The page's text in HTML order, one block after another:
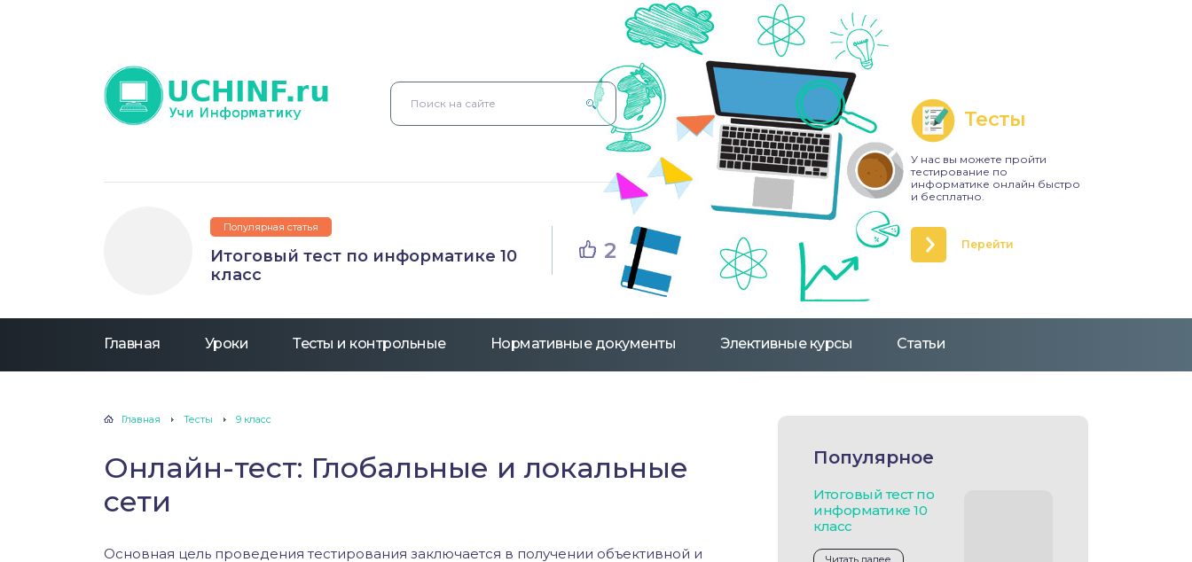
Главная Уроки Тесты и контрольные Нормативные документы Элективные курсы Статьи
Тесты
У нас вы можете пройти
тестирование по
информатике онлайн быстро
и бесплатно.
Перейти
Популярная статья
Итоговый тест по информатике 10
класс
2
Главная Тесты 9 класс
Онлайн-тест: Глобальные и локальные
сети
Основная цель проведения тестирования заключается в получении объективной и
Популярное
Итоговый тест по
информатике 10
класс
Читать далее